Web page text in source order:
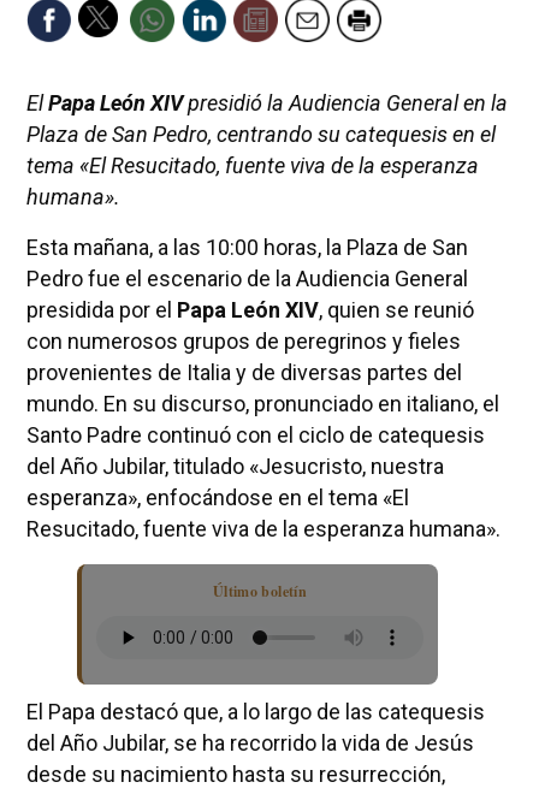
ElPapa León XIVpresidió la Audiencia General en la
Plaza de San Pedro, centrando su catequesis en el
tema «El Resucitado, fuente viva de la esperanza
humana».
Esta mañana, a las 10:00 horas, la Plaza de San
Pedro fue el escenario de la Audiencia General
presidida por el Papa León XIV, quien se reunió
con numerosos grupos de peregrinos y fieles
provenientes de Italia y de diversas partes del
mundo. En su discurso, pronunciado en italiano, el
Santo Padre continuó con el ciclo de catequesis
del Año Jubilar, titulado «Jesucristo, nuestra
esperanza», enfocándose en el tema «El
Resucitado, fuente viva de la esperanza humana».
Último boletín
El Papa destacó que, a lo largo de las catequesis
del Año Jubilar, se ha recorrido la vida de Jesús
desde su nacimiento hasta su resurrección,